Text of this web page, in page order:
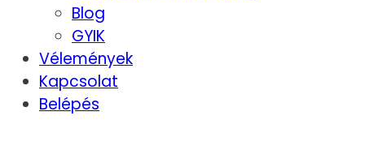
Blog
GYIK
Vélemények
Kapcsolat
Belépés